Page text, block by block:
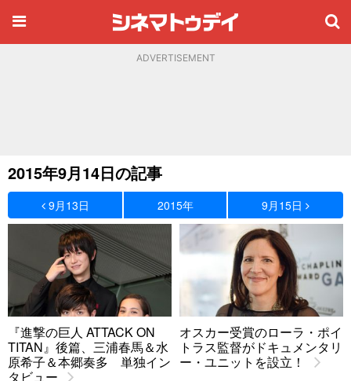
ADVERTISEMENT
2015年9月14日の記事
9月13日 2015年 9月15日
『進撃の巨人 ATTACK ON
TITAN』後篇、三浦春馬＆水
原希子＆本郷奏多 単独イン
タビュー
オスカー受賞のローラ・ポイ
トラス監督がドキュメンタリ
ー・ユニットを設立！